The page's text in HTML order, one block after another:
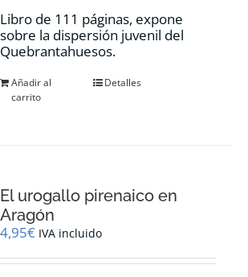
Libro de 111 páginas, expone
sobre la dispersión juvenil del
Quebrantahuesos.
Añadir al
carrito
Detalles
El urogallo pirenaico en
Aragón
4,95€ IVA incluido